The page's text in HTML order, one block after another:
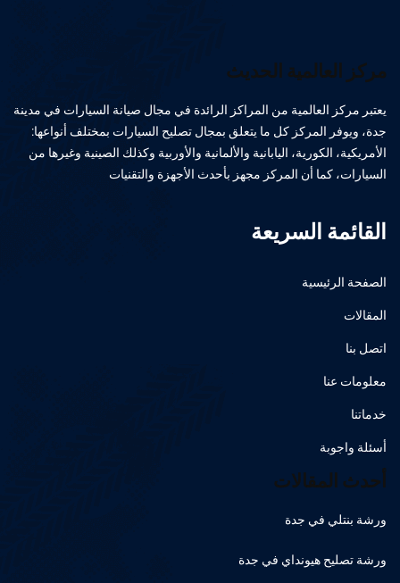
مركز العالمية الحديث
يعتبر مركز العالمية من المراكز الرائدة في مجال صيانة السيارات في مدينة
جدة، ويوفر المركز كل ما يتعلق بمجال تصليح السيارات بمختلف أنواعها:
الأمريكية، الكورية، اليابانية والألمانية والأوربية وكذلك الصينية وغيرها من
السيارات، كما أن المركز مجهز بأحدث الأجهزة والتقنيات
القائمة السريعة
الصفحة الرئيسية
المقالات
اتصل بنا
معلومات عنا
خدماتنا
أسئلة واجوبة
أحدث المقالات
ورشة بنتلي في جدة
ورشة تصليح هيونداي في جدة